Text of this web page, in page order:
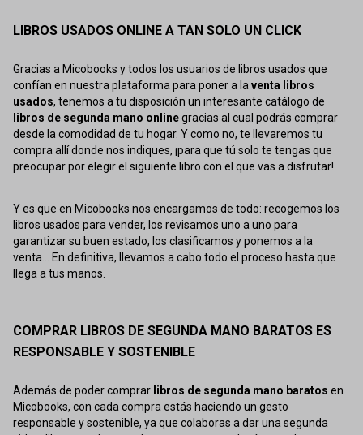
LIBROS USADOS ONLINE A TAN SOLO UN CLICK
Gracias a Micobooks y todos los usuarios de libros usados que
confían en nuestra plataforma para poner a laventa libros
usados, tenemos a tu disposición un interesante catálogo de
libros de segunda mano onlinegracias al cual podrás comprar
desde la comodidad de tu hogar. Y como no, te llevaremos tu
compra allí donde nos indiques, ¡para que tú solo te tengas que
preocupar por elegir el siguiente libro con el que vas a disfrutar!
Y es que en Micobooks nos encargamos de todo: recogemos los
libros usados para vender, los revisamos uno a uno para
garantizar su buen estado, los clasificamos y ponemos a la
venta... En definitiva, llevamos a cabo todo el proceso hasta que
llega a tus manos.
COMPRAR LIBROS DE SEGUNDA MANO BARATOS ES
RESPONSABLE Y SOSTENIBLE
Además de poder comprar libros de segunda mano baratos en
Micobooks, con cada compra estás haciendo un gesto
responsable y sostenible, ya que colaboras a dar una segunda